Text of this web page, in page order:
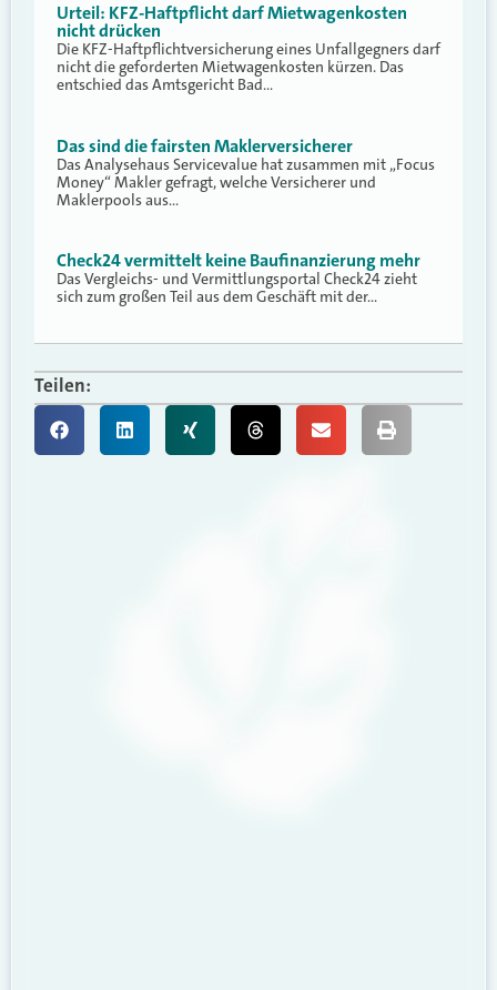
Urteil: KFZ-Haftpflicht darf Mietwagenkosten
nicht drücken
Die KFZ-Haftpflichtversicherung eines Unfallgegners darf
nicht die geforderten Mietwagenkosten kürzen. Das
entschied das Amtsgericht Bad…
Das sind die fairsten Maklerversicherer
Das Analysehaus Servicevalue hat zusammen mit „Focus
Money“ Makler gefragt, welche Versicherer und
Maklerpools aus…
Check24 vermittelt keine Baufinanzierung mehr
Das Vergleichs- und Vermittlungsportal Check24 zieht
sich zum großen Teil aus dem Geschäft mit der…
Teilen: